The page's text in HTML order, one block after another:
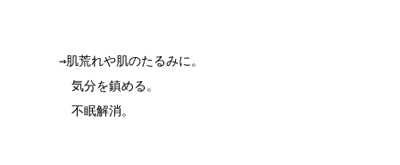
→肌荒れや肌のたるみに。
気分を鎮める。
不眠解消。